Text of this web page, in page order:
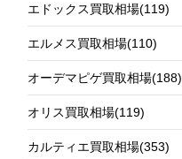
エドックス買取相場(119)
エルメス買取相場(110)
オーデマピゲ買取相場(188)
オリス買取相場(119)
カルティエ買取相場(353)